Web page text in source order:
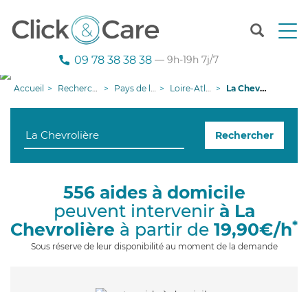
T
n
g
o
n
09 78 38 38 38 — 9h-19h 7j/7
Accueil Recherche aide à domicile Pays de la Loire Loire-Atlantique La Chevrolière
Rechercher
556 aides à domicile
peuvent intervenir à La
Chevrolière à partir de 19,90€/h*
Sous réserve de leur disponibilité au moment de la demande